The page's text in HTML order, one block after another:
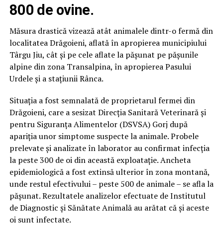
800 de ovine.
Măsura drastică vizează atât animalele dintr-o fermă din
localitatea Drăgoieni, aflată în apropierea municipiului
Târgu Jiu, cât și pe cele aflate la pășunat pe pășunile
alpine din zona Transalpina, în apropierea Pasului
Urdele și a stațiunii Rânca.
Situația a fost semnalată de proprietarul fermei din
Drăgoieni, care a sesizat Direcția Sanitară Veterinară și
pentru Siguranța Alimentelor (DSVSA) Gorj după
apariția unor simptome suspecte la animale. Probele
prelevate și analizate în laborator au confirmat infecția
la peste 300 de oi din această exploatație. Ancheta
epidemiologică a fost extinsă ulterior în zona montană,
unde restul efectivului – peste 500 de animale – se afla la
pășunat. Rezultatele analizelor efectuate de Institutul
de Diagnostic și Sănătate Animală au arătat că și aceste
oi sunt infectate.